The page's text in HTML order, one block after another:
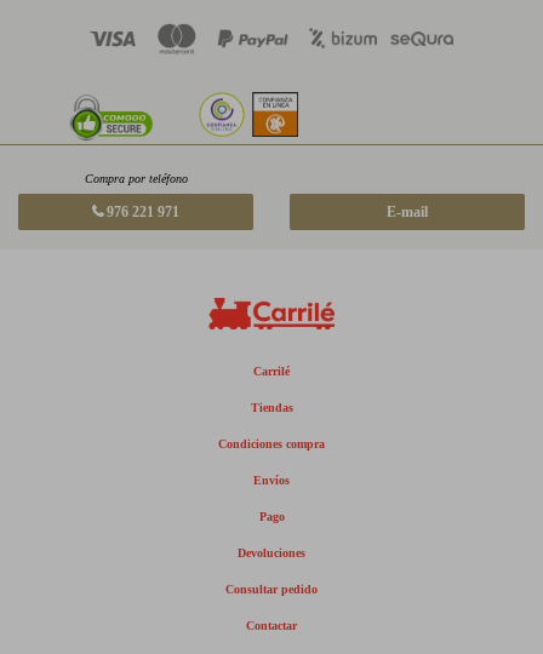
Compra por teléfono
976 221 971 E-mail
Carrilé
Tiendas
Condiciones compra
Envíos
Pago
Devoluciones
Consultar pedido
Contactar